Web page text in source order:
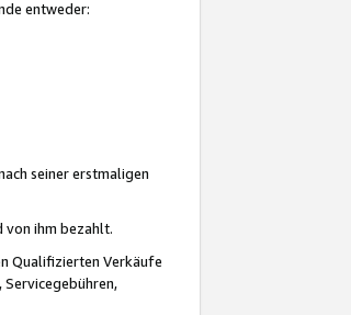
entweder:
seiner erstmaligen
von ihm bezahlt.
Qualifizierten Verkäufe
Servicegebühren,